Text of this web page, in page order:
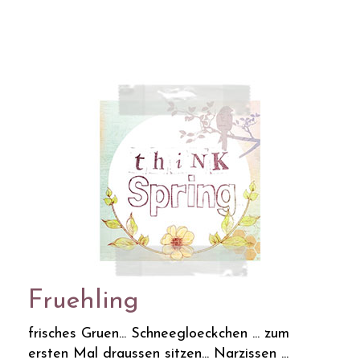
Fruehling
frisches Gruen... Schneegloeckchen ... zum
ersten Mal draussen sitzen... Narzissen ...